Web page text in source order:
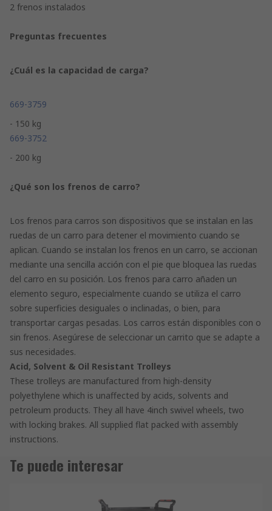
2 frenos instalados
Preguntas frecuentes
¿Cuál es la capacidad de carga?
669-3759
- 150 kg
669-3752
- 200 kg
¿Qué son los frenos de carro?
Los frenos para carros son dispositivos que se instalan en las
ruedas de un carro para detener el movimiento cuando se
aplican. Cuando se instalan los frenos en un carro, se accionan
mediante una sencilla acción con el pie que bloquea las ruedas
del carro en su posición. Los frenos para carro añaden un
elemento seguro, especialmente cuando se utiliza el carro
sobre superficies desiguales o inclinadas, o bien, para
transportar cargas pesadas. Los carros están disponibles con o
sin frenos. Asegúrese de seleccionar un carrito que se adapte a
sus necesidades.
Acid, Solvent & Oil Resistant Trolleys
These trolleys are manufactured from high-density
polyethylene which is unaffected by acids, solvents and
petroleum products. They all have 4inch swivel wheels, two
with locking brakes. All supplied flat packed with assembly
instructions.
Te puede interesar